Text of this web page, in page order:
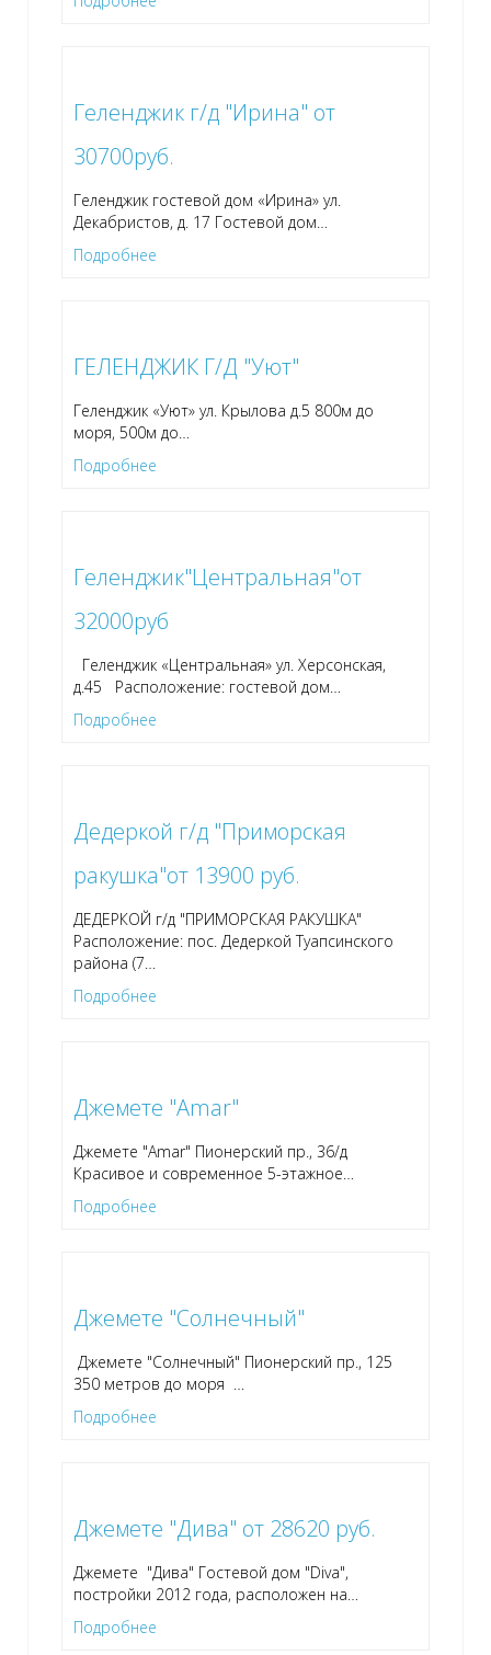
Геленджик г/д "Ирина" от
30700руб.
Геленджик гостевой дом «Ирина» ул.
Декабристов, д. 17 Гостевой дом
Подробнее
ГЕЛЕНДЖИК Г/Д "Уют"
Геленджик «Уют» ул. Крылова д.5 800м до
моря, 500м до
Подробнее
Геленджик"Центральная"от
32000руб
Геленджик «Центральная» ул. Херсонская,
д.45 Расположение: гостевой дом
Подробнее
Дедеркой г/д "Приморская
ракушка"от 13900 руб.
ДЕДЕРКОЙ г/д "ПРИМОРСКАЯ РАКУШКА"
Расположение: пос. Дедеркой Туапсинского
района (7
Подробнее
Джемете "Amar"
Джемете "Amar" Пионерский пр., 36/д
Красивое и современное 5-этажное
Подробнее
Джемете "Солнечный"
Джемете "Солнечный" Пионерский пр., 125
350 метров до моря
Подробнее
Джемете "Дива" от 28620 руб.
Джемете "Дива" Гостевой дом "Diva",
постройки 2012 года, расположен на
Подробнее